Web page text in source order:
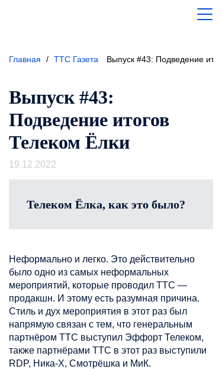
Главная / ТТС Газета Выпуск #43: Подведение
Выпуск #43:
Подведение итогов
Телеком Ёлки
19.12.2022
Телеком Ёлка, как это было?
Неформально и легко. Это действительно
было одно из самых неформальных
мероприятий, которые проводил ТТС —
продакшн. И этому есть разумная причина.
Стиль и дух мероприятия в этот раз был
напрямую связан с тем, что генеральным
партнёром ТТС выступил Эффорт Телеком,
также партнёрами ТТС в этот раз выступили
RDP, Ника-Х, Смотрёшка и МиК.